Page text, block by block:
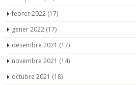
febrer 2022 (17)
gener 2022 (17)
desembre 2021 (17)
novembre 2021 (14)
octubre 2021 (18)